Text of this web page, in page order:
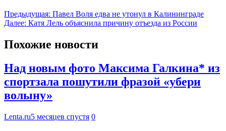
Предыдущая: Павел Воля едва не утонул в Калининграде
Далее: Катя Лель объяснила причину отъезда из России
Похожие новости
Над новым фото Максима Галкина* из
спортзала пошутили фразой «убери
волыну»
Lenta.ru5 месяцев спустя 0